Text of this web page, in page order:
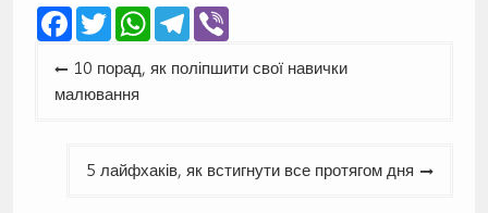
Facebook
TwitterWhatsApp
Telegram
Viber
Навігація
записів
10 порад, як поліпшити свої навички
малювання
5 лайфхаків, як встигнути все протягом дня